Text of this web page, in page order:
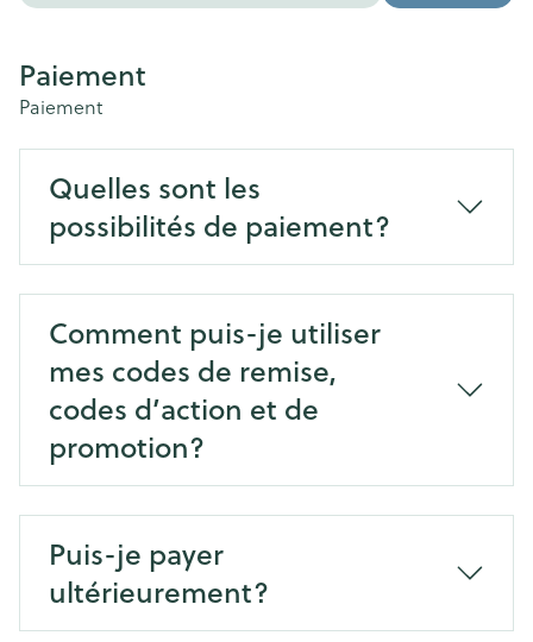
Paiement
Paiement
Quelles sont les
possibilités de paiement?
Comment puis-je utiliser
mes codes de remise,
codes d’action et de
promotion?
Puis-je payer
ultérieurement?